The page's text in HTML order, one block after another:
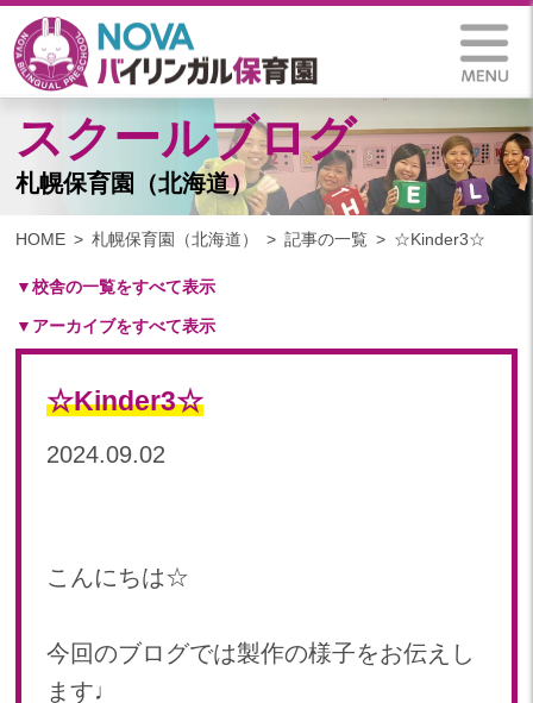
スクールブログ
札幌保育園（北海道）
HOME 札幌保育園（北海道） 記事の一覧 ☆Kinder3☆
▼校舎の一覧をすべて表示
札幌保育園（北海道）
仙台八木山保育園（宮城県）
仙台富沢保育園（宮城県）
つくば西平塚保育園(茨城県)
▼アーカイブをすべて表示
2025年 03月(1)
2024年 07月(22)
2024年 05月(21)
2024年 04月(21)
☆Kinder3☆
2024.09.02
こんにちは☆
今回のブログでは製作の様子をお伝えし
ます♩